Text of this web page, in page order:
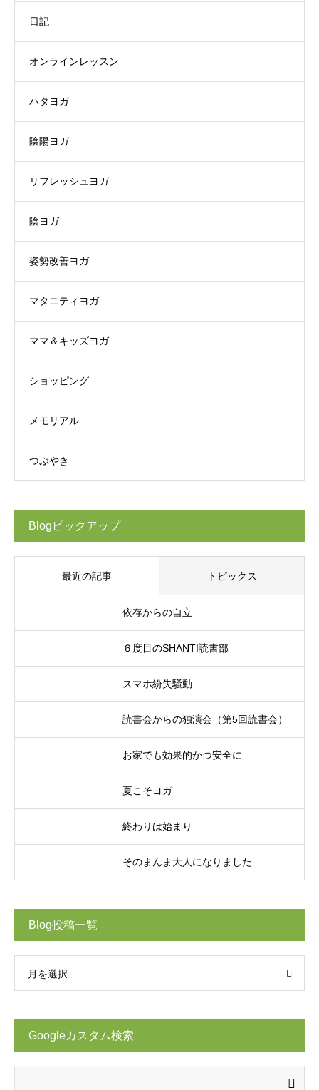
日記
オンラインレッスン
ハタヨガ
陰陽ヨガ
リフレッシュヨガ
陰ヨガ
姿勢改善ヨガ
マタニティヨガ
ママ＆キッズヨガ
ショッピング
メモリアル
つぶやき
Blogピックアップ
最近の記事 トピックス
依存からの自立
６度目のSHANTI読書部
スマホ紛失騒動
読書会からの独演会（第5回読書会）
お家でも効果的かつ安全に
夏こそヨガ
終わりは始まり
そのまんま大人になりました
Blog投稿一覧
月を選択
Googleカスタム検索